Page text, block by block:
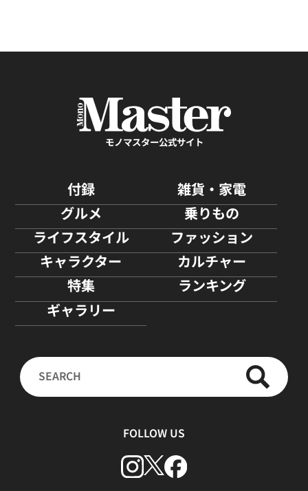
モノマスター公式サイト
付録
雑貨・家電
グルメ
乗りもの
ライフスタイル
ファッション
キャラクター
カルチャー
特集
ランキング
ギャラリー
FOLLOW US